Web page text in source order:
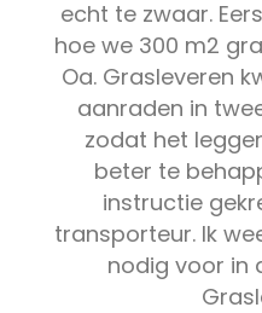
echt te zwaar.
hoe we 300 m2
Oa. Grasleveren
aanraden in
zodat het
beter te
instructie
transporteur. Ik
nodig voor in